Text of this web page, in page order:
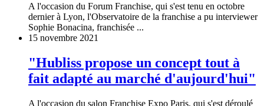
A l'occasion du Forum Franchise, qui s'est tenu en octobre
dernier à Lyon, l'Observatoire de la franchise a pu interviewer
Sophie Bonacina, franchisée ...
15 novembre 2021
"Hubliss propose un concept tout à
fait adapté au marché d'aujourd'hui"
A l'occasion du salon Franchise Expo Paris, qui s'est déroulé